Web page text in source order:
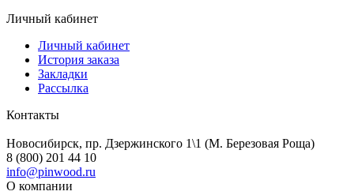
Личный кабинет
Личный кабинет
История заказа
Закладки
Рассылка
Контакты
Новосибирск, пр. Дзержинского 1\1 (М. Березовая Роща)
8 (800) 201 44 10
info@pinwood.ru
О компании